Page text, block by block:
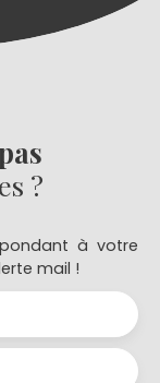
?
à votre
mail !